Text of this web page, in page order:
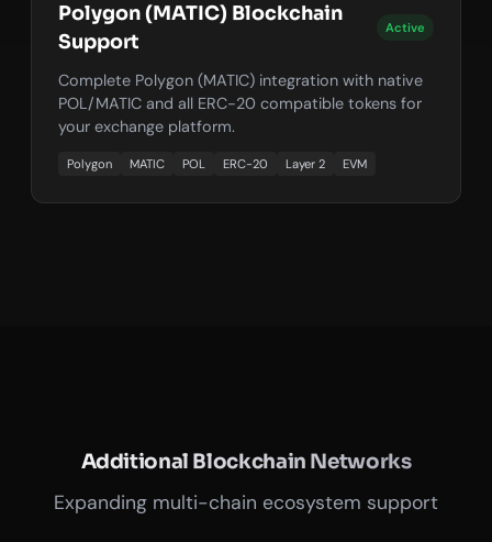
Polygon (MATIC) Blockchain
Support
Active
Complete Polygon (MATIC) integration with native
POL/MATIC and all ERC-20 compatible tokens for
your exchange platform.
Polygon MATIC POL ERC-20 Layer 2 EVM
Additional Blockchain Networks
Expanding multi-chain ecosystem support